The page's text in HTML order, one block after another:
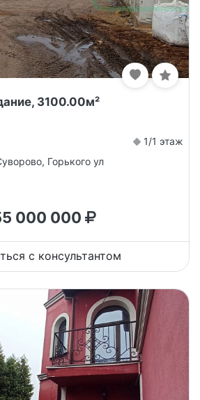
3100.00м²
1/1 этаж
Горького ул
000 000
с консультантом